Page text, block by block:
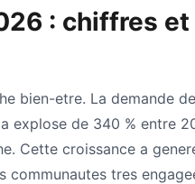
: chiffres et
bien-etre. La demande
explose de 340 % entre
Cette croissance a
tres